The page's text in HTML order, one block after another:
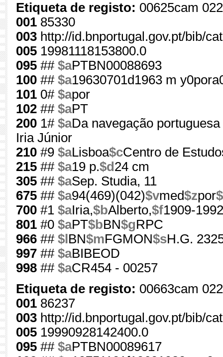
Etiqueta de registo: 00625cam
001 85330
003 http://id.bnportugal.gov.pt/bib/
005 19981118153800.0
095 ## $aPTBN00088693
100 ## $a19630701d1963 m
101 0# $apor
102 ## $aPT
200 1# $aDa navegação
Iria Júnior
210 #9 $aLisboa$cCentro de
215 ## $a19 p.$d 24 cm
305 ## $aSep. Studia, 11
675 ## $a94(469)(042)$vmed$zpor
700 #1 $aIria,$bAlberto,$f1909-1992
801 #0 $aPT$bBN$gRPC
966 ## $l BN$mFGMON$sH.G.
997 ## $aBIBEOD
998 ## $aCR454 - 00257
Etiqueta de registo: 00663cam
001 86237
003 http://id.bnportugal.gov.pt/bib/
005 19990928142400.0
095 ## $aPTBN00089617